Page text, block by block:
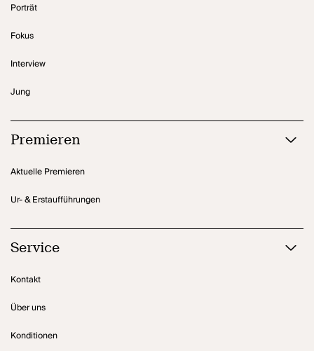
Porträt
Fokus
Interview
Jung
Premieren
Aktuelle Premieren
Ur- & Erstaufführungen
Service
Kontakt
Über uns
Konditionen